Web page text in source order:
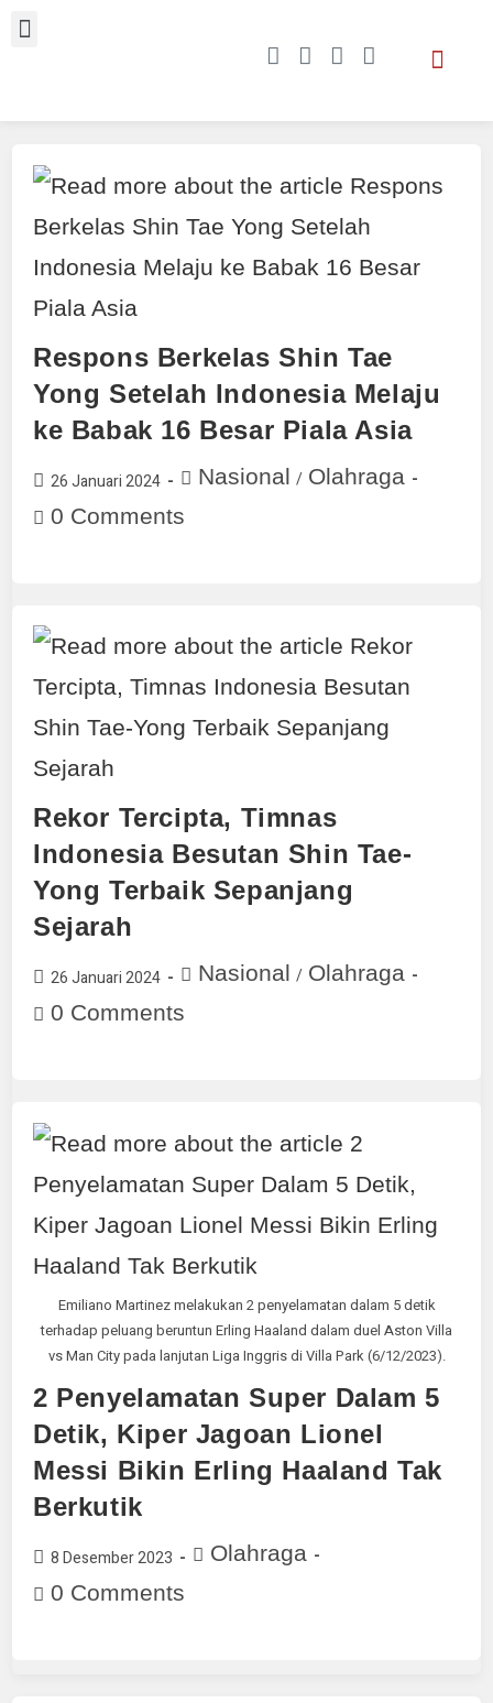
Respons Berkelas Shin Tae
Yong Setelah Indonesia Melaju
ke Babak 16 Besar Piala Asia
26 Januari 2024 Nasional / Olahraga
0 Comments
Rekor Tercipta, Timnas
Indonesia Besutan Shin Tae-
Yong Terbaik Sepanjang
Sejarah
26 Januari 2024 Nasional / Olahraga
0 Comments
Emiliano Martinez melakukan 2 penyelamatan dalam 5 detik
terhadap peluang beruntun Erling Haaland dalam duel Aston Villa
vs Man City pada lanjutan Liga Inggris di Villa Park (6/12/2023).
2 Penyelamatan Super Dalam 5
Detik, Kiper Jagoan Lionel
Messi Bikin Erling Haaland Tak
Berkutik
8 Desember 2023
Olahraga
0 Comments